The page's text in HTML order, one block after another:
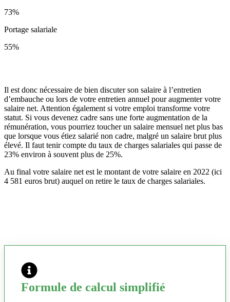
73%
Portage salariale
55%
Il est donc nécessaire de bien discuter son salaire à l’entretien
d’embauche ou lors de votre entretien annuel pour augmenter votre
salaire net. Attention également si votre emploi transforme votre
statut. Si vous devenez cadre sans une forte augmentation de la
rémunération, vous pourriez toucher un salaire mensuel net plus bas
que lorsque vous étiez salarié non cadre, malgré un salaire brut plus
élevé. Il faut tenir compte du taux de charges salariales qui passe de
23% environ à souvent plus de 25%.
Au final votre salaire net est le montant de votre salaire en 2022 (ici
4 581 euros brut) auquel on retire le taux de charges salariales.
Formule de calcul simplifié